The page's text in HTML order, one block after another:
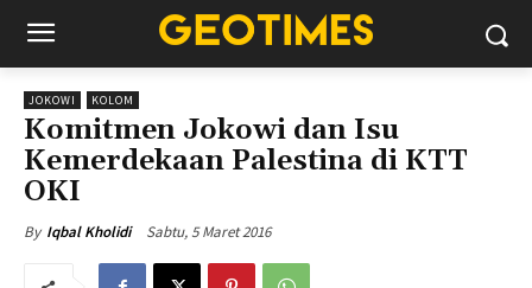
JOKOWI KOLOM
Komitmen Jokowi dan Isu
Kemerdekaan Palestina di KTT
OKI
By Iqbal Kholidi Sabtu, 5 Maret 2016